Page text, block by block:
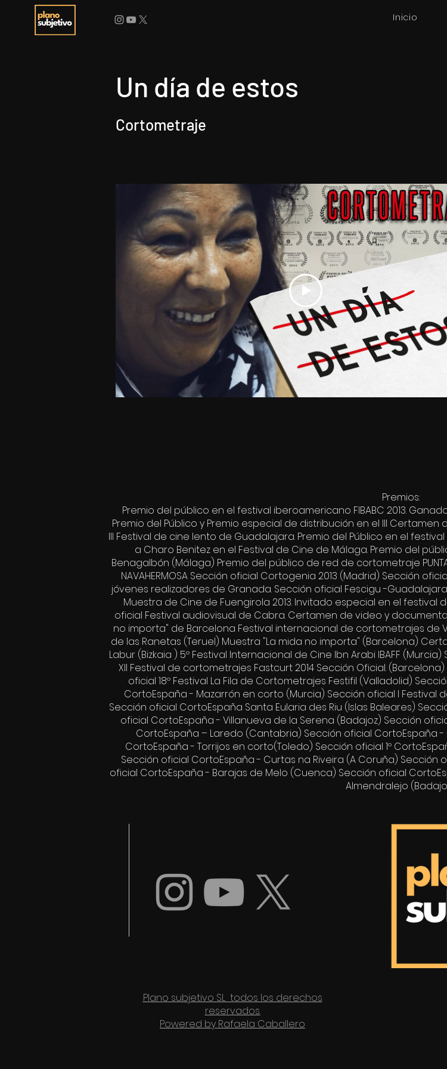
Inicio
Un día de estos
Cortometraje
Premios:
Premio del público en el festival iberoamericano FIBABC 2013.
Premio del Público y Premio especial de distribución en el III Certamen
III Festival de cine lento de Guadalajara. Premio del Público en el
a Charo Benitez en el Festival de Cine de Málaga. Premio del
Benagalbón (Málaga) Premio del público de red de cortometraje
NAVAHERMOSA Sección oficial Cortogenia 2013 (Madrid) Sección
jóvenes realizadores de Granada. Sección oficial Fescigu -
Muestra de Cine de Fuengirola 2013. Invitado especial en el
oficial Festival audiovisual de Cabra. Certamen de video y
no importa" de Barcelona Festival internacional de cortometrajes de
de las Ranetas (Teruel) Muestra "La mida no importa" (Barcelona)
Labur (Bizkaia ) 5º Festival Internacional de Cine Ibn Arabi IBAFF
XII Festival de cortometrajes Fastcurt 2014 Sección Oficial.
oficial 18º Festival La Fila de Cortometrajes Festifil (Valladolid)
CortoEspaña - Mazarrón en corto (Murcia) Sección oficial I
Sección oficial CortoEspaña Santa Eularia des Riu (Islas Baleares)
oficial CortoEspaña - Villanueva de la Serena (Badajoz) Sección
CortoEspaña – Laredo (Cantabria) Sección oficial CortoEspaña
CortoEspaña - Torrijos en corto(Toledo) Sección oficial 1º
Sección oficial CortoEspaña - Curtas na Riveira (A Coruña) Sección
oficial CortoEspaña - Barajas de Melo (Cuenca) Sección oficial
Almendralejo
Plano subjetivo SL todos los derechos
reservados.
Powered by Rafaela Caballero